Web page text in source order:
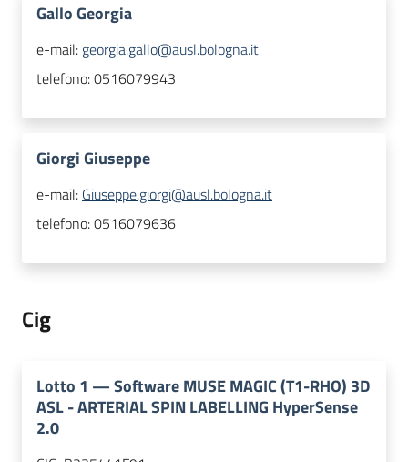
Gallo Georgia
e-mail: georgia.gallo@ausl.bologna.it
telefono:0516079943
Giorgi Giuseppe
e-mail: Giuseppe.giorgi@ausl.bologna.it
telefono:0516079636
Cig
Lotto 1 —Software MUSE MAGIC (T1-RHO) 3D
ASL - ARTERIAL SPIN LABELLING HyperSense
2.0